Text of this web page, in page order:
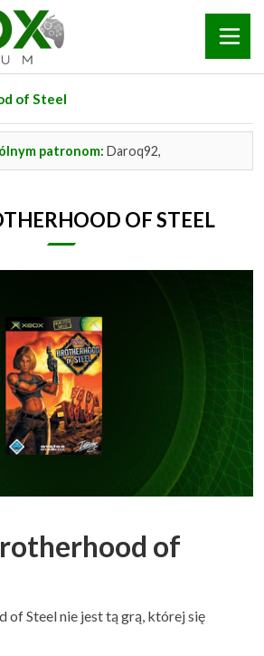
of Steel
patronom: Daroq92,
OF STEEL
of
of Steel nie jest tą grą, której się